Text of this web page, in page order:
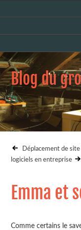
Blog du
Déplacement de
logiciels en entreprise
Emma et
Comme certains le